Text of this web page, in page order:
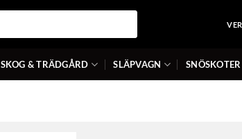
SKOG & TRÄDGÅRD SLÄPVAGN SNÖSKOTER